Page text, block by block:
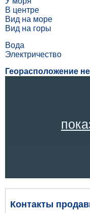
В центре
Вид на море
Вид на горы
Вода
Электричество
Георасположение
Контакты